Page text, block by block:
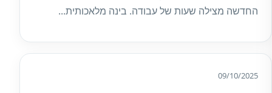
החדשה מצילה שעות של עבודה. בינה מלאכותית...
09/10/2025